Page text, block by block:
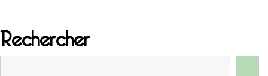
Rechercher